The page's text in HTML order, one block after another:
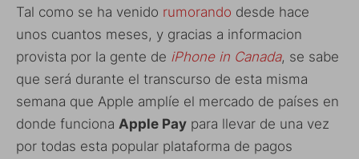
Tal como se ha venido rumorando desde hace
unos cuantos meses, y gracias a informacion
provista por la gente de iPhone in Canada, se sabe
que será durante el transcurso de esta misma
semana que Apple amplíe el mercado de países en
donde funciona Apple Pay para llevar de una vez
por todas esta popular plataforma de pagos